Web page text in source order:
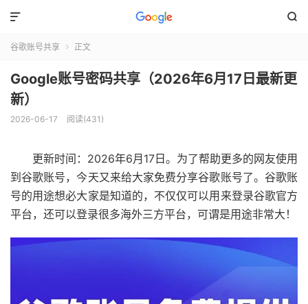


谷歌账号共享  正文
Google账号密码共享（2026年6月17日最新更
新）
2026-06-17 阅读(431)
更新时间：2026年6月17日。为了帮助更多的网友使用
到谷歌账号，今天又来给大家免费分享谷歌账号了。谷歌账
号的用途想必大家是知道的，不仅仅可以用来登录谷歌官方
平台，还可以登录很多海外三方平台，可谓是用途非常大！